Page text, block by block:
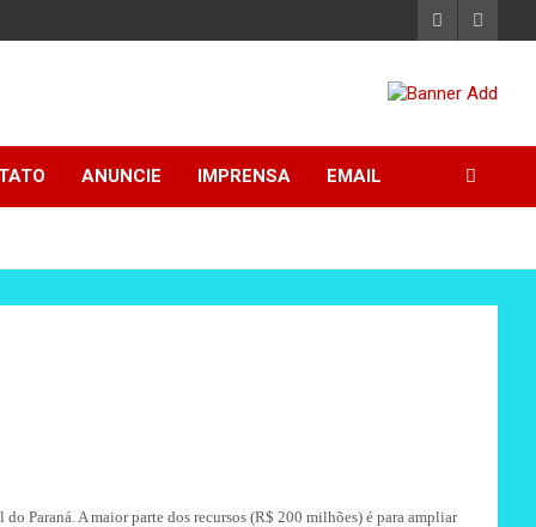
ANUNCIE IMPRENSA EMAIL
Paraná. A maior parte dos recursos (R$ 200 milhões) é para ampliar